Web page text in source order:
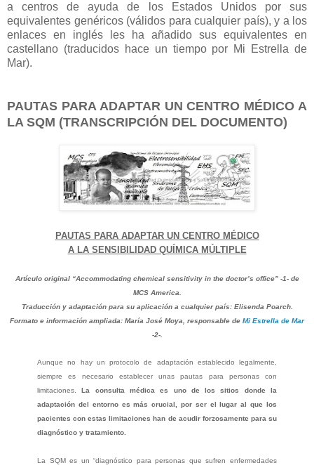
a centros de ayuda de los Estados Unidos por sus
equivalentes genéricos (válidos para cualquier país), y a los
enlaces en inglés les ha añadido sus equivalentes en
castellano (traducidos hace un tiempo por Mi Estrella de
Mar).
PAUTAS PARA ADAPTAR UN CENTRO MÉDICO A
LA SQM (TRANSCRIPCIÓN DEL DOCUMENTO)
PAUTAS PARA ADAPTAR UN CENTRO MÉDICO
A LA SENSIBILIDAD QUÍMICA MÚLTIPLE
Artículo original “Accommodating chemical sensitivity in the doctor’s office” -1- de
MCS America.
Traducción y adaptación para su aplicación a cualquier país: Elisenda Poarch.
Formato e información ampliada: María José Moya, responsable de Mi Estrella de Mar
-2-.
Aunque no hay un protocolo de adaptación establecido legalmente,
siempre es necesario establecer unas pautas para personas con
limitaciones.La consulta médica es uno de los sitios donde la
adaptación del entorno es más crucial, por ser el lugar al que los
pacientes con estas limitaciones han de acudir forzosamente para su
diagnóstico y tratamiento.
La SQM es un “diagnóstico para personas que sufren enfermedades